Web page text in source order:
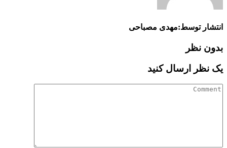
انتشار توسط:مهدی مصباحی
بدون نظر
یک نظر ارسال کنید